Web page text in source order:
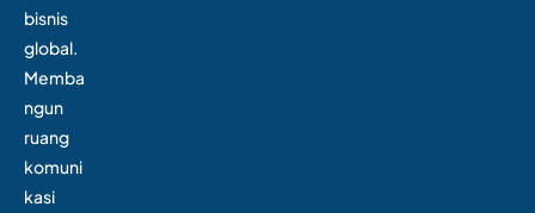
bisnis
global.
Memba
ngun
ruang
komuni
kasi